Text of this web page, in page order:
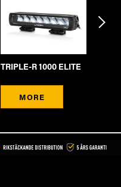
MORE
TRIPLE-R 1000 ELITE